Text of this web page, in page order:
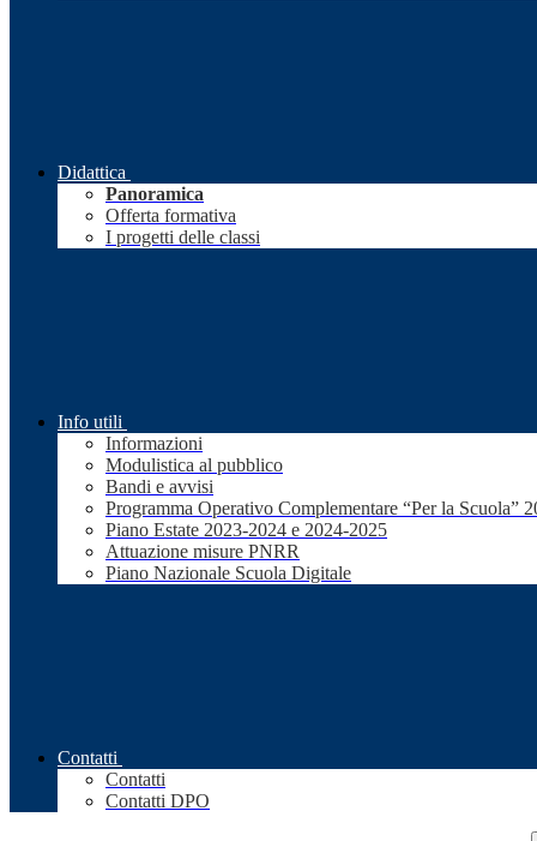
Didattica
Panoramica
Offerta formativa
I progetti delle classi
Info utili
Informazioni
Modulistica al pubblico
Bandi e avvisi
Programma Operativo Complementare “Per la Scuola”
Piano Estate 2023-2024 e 2024-2025
Attuazione misure PNRR
Piano Nazionale Scuola Digitale
Contatti
Contatti
Contatti DPO